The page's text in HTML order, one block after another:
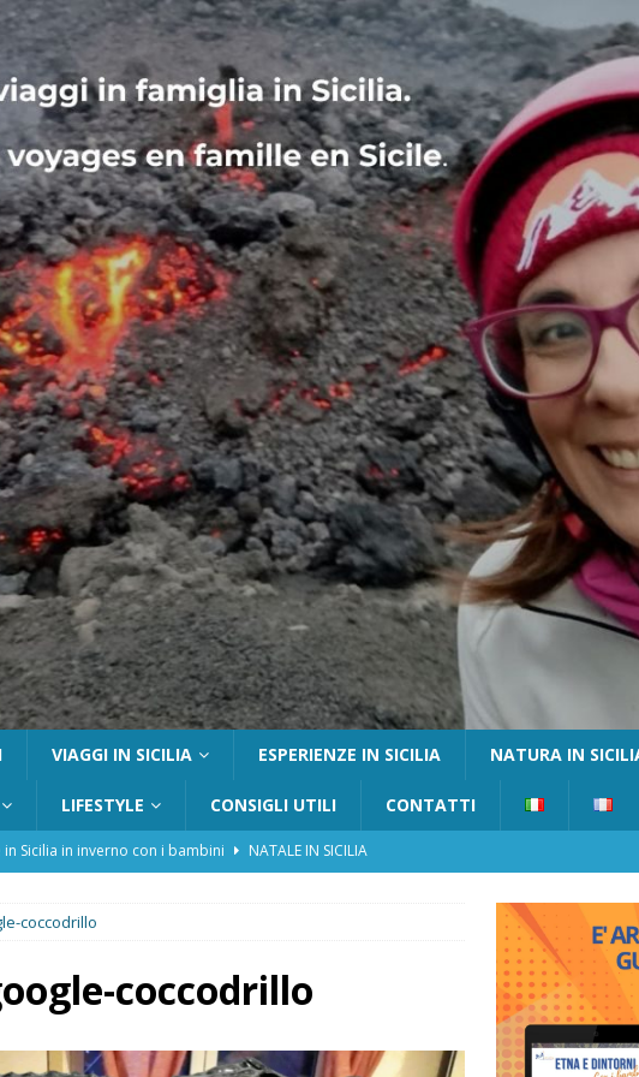
VIAGGI IN SICILIA ESPERIENZE IN SICILIA NATURA IN
LIFESTYLE CONSIGLI UTILI CONTATTI
in Sicilia in inverno con i bambini
NATALE IN SICILIA
con bambini: guida completa su come arrivare,
FUORI PORTA
a Pantelleria: dammusi vista mare e resort immersi nella natura
coccodrillo
coccodrillo